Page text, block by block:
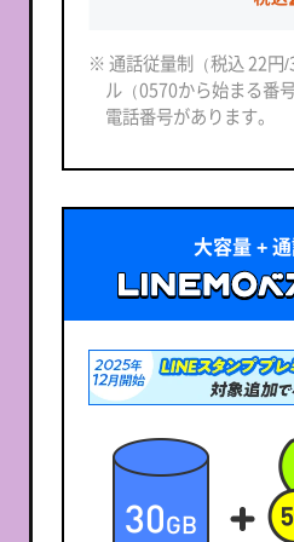
※ 通話従量制（税込 22円
ル（0570から始まる番
電話番号があります。
大容量 +